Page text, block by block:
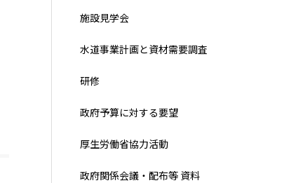
施設見学会
水道事業計画と資材需要調査
研修
政府予算に対する要望
厚生労働省協力活動
政府関係会議・配布等 資料